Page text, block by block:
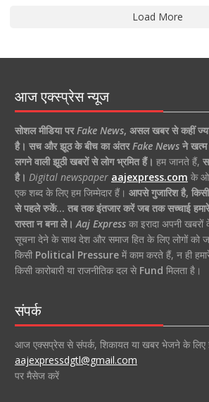
Load More
आज एक्स्प्रेस न्यूज
सोशल मीडिया परFake News, असल खबर से कहीं
है। सच और झूठ के बीच का अंतरFake Newsने खत्म
लगने वाली झूठी खबरों से लोग भ्रमित हैं। हम जानते हैं,
है। Digital newspaper aajexpress.com के
एक शब्द के लिए हम जिम्मेदार हैं। आपसे गुजारिश है,
से पहले रुकें… तब तक इंतजार करें जब तक सच्चाई हमारे
रास्ता न बना ले। Aaj Expressका इरादा अपनी खबरों
सूचना देने के साथ देश और समाज हित के लिए लोगों को
किसी Political Pressureमें काम करते हैं, न ही
किसी कारोबारी या राजनीतिक दल से Fund मिलता है।
संपर्क
आज एक्सप्रेस से संपर्क, शिकायत या खबर भेजने के
aajexpressdgtl@gmail.com
पर मैसेज करें